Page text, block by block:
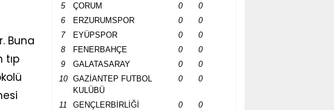
Buna
tıp
5
ÇORUM 0
0
6
ERZURUMSPOR 0
0
7
EYÜPSPOR 0
0
8
FENERBAHÇE 0
0
9
GALATASARAY 0
0
10
GAZİANTEP FUTBOL
KULÜBÜ
0 0
11 GENÇLERBİRLİĞİ 0
0